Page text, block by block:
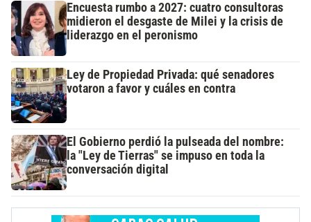
Encuesta rumbo a 2027: cuatro consultoras
midieron el desgaste de Milei y la crisis de
liderazgo en el peronismo
Ley de Propiedad Privada: qué senadores
votaron a favor y cuáles en contra
El Gobierno perdió la pulseada del nombre:
la "Ley de Tierras" se impuso en toda la
conversación digital